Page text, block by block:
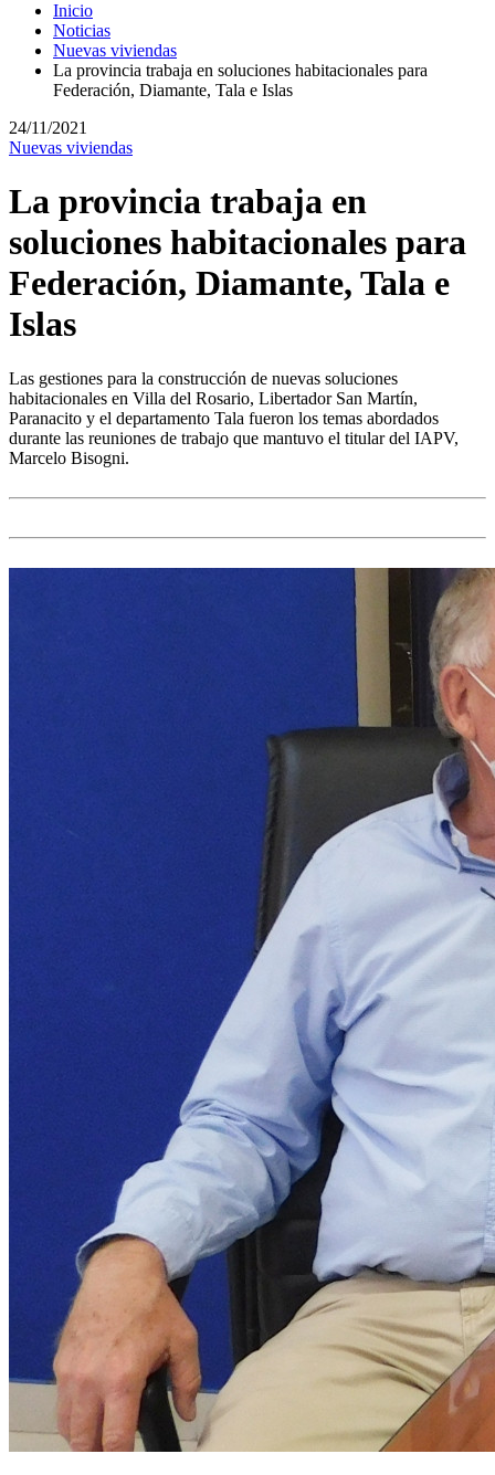
Inicio
Noticias
Nuevas viviendas
La provincia trabaja en soluciones habitacionales para
Federación, Diamante, Tala e Islas
24/11/2021
Nuevas viviendas
La provincia trabaja en
soluciones habitacionales para
Federación, Diamante, Tala e
Islas
Las gestiones para la construcción de nuevas soluciones
habitacionales en Villa del Rosario, Libertador San Martín,
Paranacito y el departamento Tala fueron los temas abordados
durante las reuniones de trabajo que mantuvo el titular del IAPV,
Marcelo Bisogni.